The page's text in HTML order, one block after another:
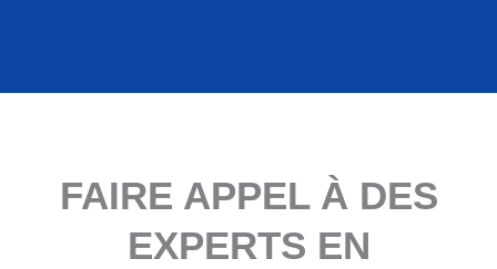
FAIRE APPEL À DES
EXPERTS EN